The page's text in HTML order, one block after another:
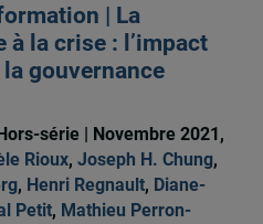
| La
la crise : l’impact
gouvernance
série | Novembre 2021,
Rioux, Joseph H. Chung,
, Henri Regnault, Diane-
Petit, Mathieu Perron-